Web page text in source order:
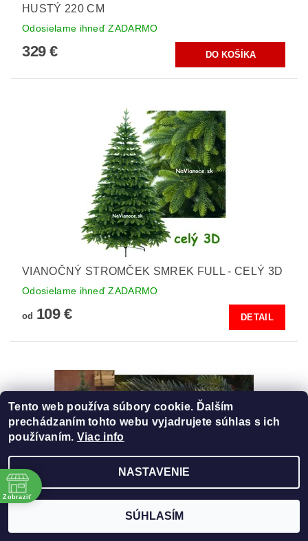
HUSTÝ 220 CM
Odosielame ihneď ZADARMO
329 €
VIANOČNÝ STROMČEK SMREK FULL - CELÝ 3D
Odosielame ihneď ZADARMO
od 109 € DETAIL
ÚZKE VIANOČNÉ STROMČEKY SMREKY FULL -
Zobraziť
Tento web používa súbory cookie. Ďalším
prechádzaním tohto webu vyjadrujete súhlas s ich
používaním. Viac info
NASTAVENIE
SÚHLASÍM